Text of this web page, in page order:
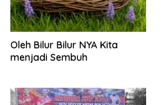
Oleh Bilur Bilur NYA Kita
menjadi Sembuh